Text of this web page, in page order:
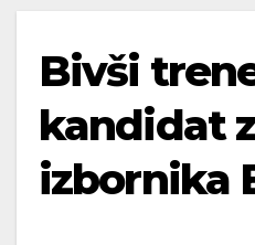
Bivši
kandidat
izbornika